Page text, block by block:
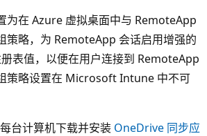
为在 Azure 虚拟桌面中与 RemoteApp
策略，为 RemoteApp 会话启用增强的
表值，以便在用户连接到 RemoteApp
策略设置在 Microsoft Intune 中不可
台计算机下载并安装 OneDrive 同步应